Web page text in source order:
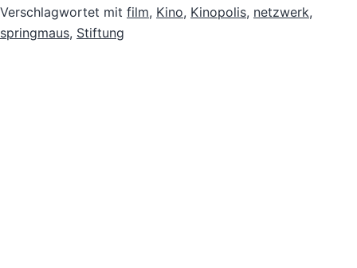
Verschlagwortet mit film, Kino, Kinopolis, netzwerk,
springmaus, Stiftung